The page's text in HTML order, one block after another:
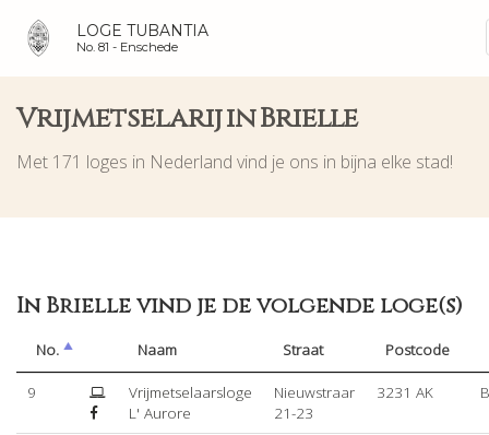
LOGE TUBANTIA
No. 81 - Enschede
Vrijmetselarij in Brielle
Met 171 loges in Nederland vind je ons in bijna elke stad!
In Brielle vind je de volgende loge(s)
No. Naam Straat Postcode
9
Vrijmetselaarsloge
L' Aurore
Nieuwstraar
21-23
3231 AK